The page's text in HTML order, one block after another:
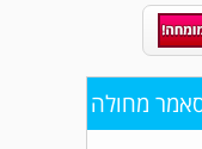
מחולה